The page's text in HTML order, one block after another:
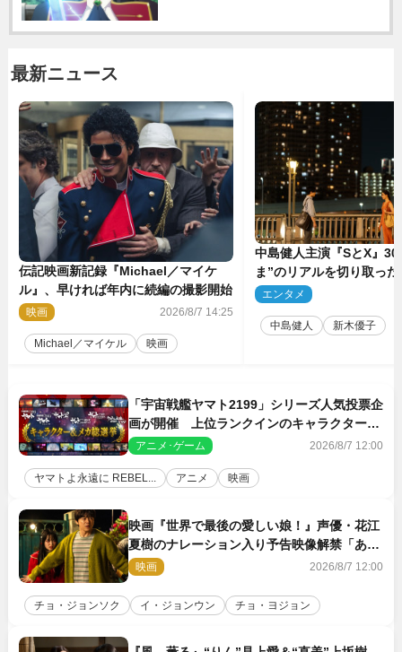
最新ニュース
伝記映画新記録『Michael／マイケ
ル』、早ければ年内に続編の撮影開始
映画 2026/8/7 14:25
Michael／マイケル 映画
中島健人主演『SとX』30
ま”のリアルを切り取っ
5点解禁
エンタメ
中島健人 新木優子
「宇宙戦艦ヤマト2199」シリーズ人気投票企
画が開催 上位ランクインのキャラクター＆
メカは新規描き下ろしイラストを制作
アニメ･ゲーム 2026/8/7 12:00
ヤマトよ永遠に REBEL... アニメ 映画
映画『世界で最後の愛しい娘！』声優・花江
夏樹のナレーション入り予告映像解禁「あふ
れ出る温かさに涙が止まらない！」
映画 2026/8/7 12:00
チョ・ジョンソク イ・ジョンウン チョ・ヨジョン